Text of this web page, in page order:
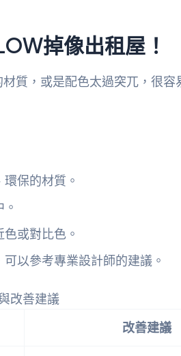
掉像出租屋！
質，或是配色太過突兀，很容
保的材質。
或對比色。
以參考專業設計師的建議。
改善建議
改善建議